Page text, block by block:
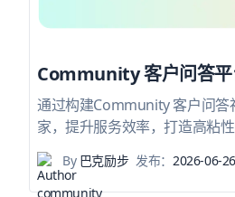
Community 客户问答
通过构建Community 客户问答
家，提升服务效率，打造高粘
By巴克励步 发布： 2026-06-26